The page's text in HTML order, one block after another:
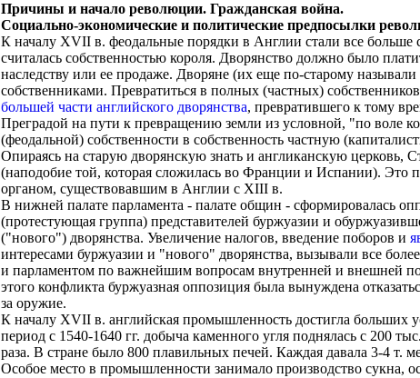
Причины и начало революции. Гражданская война.
Социально-экономические и политические предпосылки
К началу XVII в. феодальные порядки в Англии стали все больше
считалась собственностью короля. Дворянство должно было
наследству или ее продаже. Дворяне (их еще по-старому
собственниками. Превратиться в полных (частных)
большей части английского дворянства, превратившего к тому
Преградой на пути к превращению земли из условной, "по воле
(феодальной) собственности в собственность частную
Опираясь на старую дворянскую знать и англиканскую
(наподобие той, которая сложилась во Франции и Испании). Это
органом, существовавшим в Англии с XIII в.
В нижней палате парламента - палате общин - сформировалась
(протестующая группа) представителей буржуазии и
("нового") дворянства. Увеличение налогов, введение поборов и
интересами буржуазии и "нового" дворянства, вызывали все
и парламентом по важнейшим вопросам внутренней и внешней
этого конфликта буржуазная оппозиция была вынуждена
за оружие.
К началу XVII в. английская промышленность достигла больших
период с 1540-1640 гг. добыча каменного угля поднялась с 200
раза. В стране было 800 плавильных печей. Каждая давала 3-4 т.
Особое место в промышленности занимало производство сукна,